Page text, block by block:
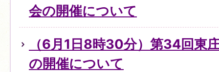
会の開催について
（6月1日8時30分）第34回東
の開催について